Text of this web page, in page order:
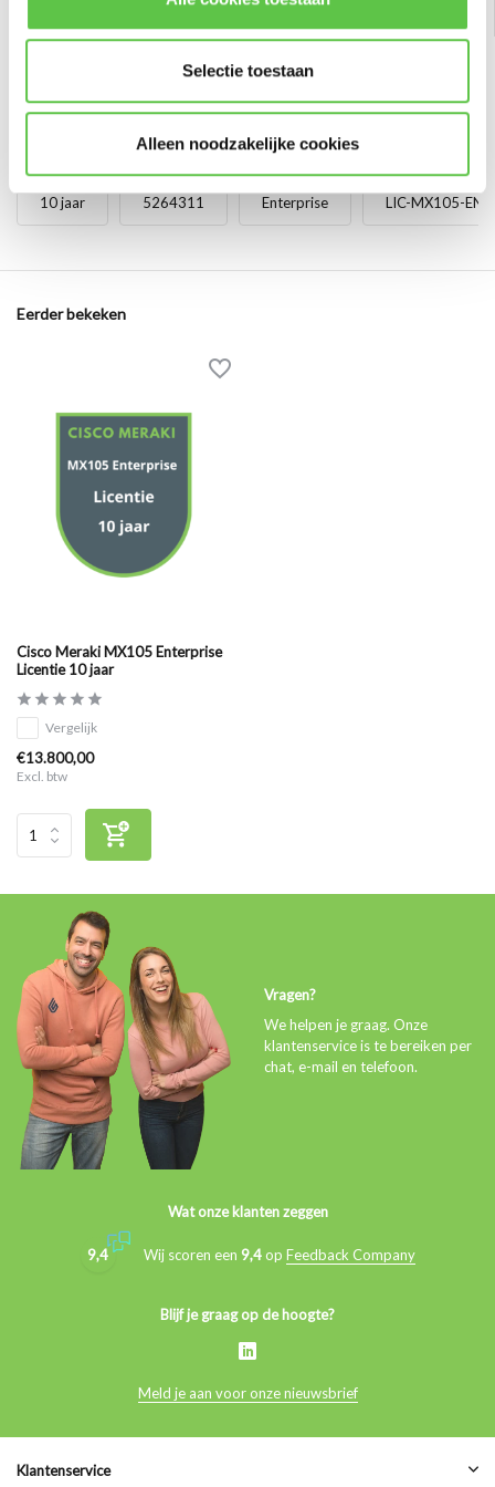
Selectie toestaan
Alleen noodzakelijke cookies
10 jaar 5264311 Enterprise LIC-MX105-
Eerder bekeken
Cisco Meraki MX105 Enterprise
Licentie 10 jaar
Vergelijk
€13.800,00
Excl. btw
Vragen?
We helpen je graag. Onze
klantenservice is te bereiken per
chat, e-mail en telefoon.
Wat onze klanten zeggen
9,4 Wij scoren een 9,4op Feedback Company
Blijf je graag op de hoogte?
Meld je aan voor onze nieuwsbrief
Klantenservice